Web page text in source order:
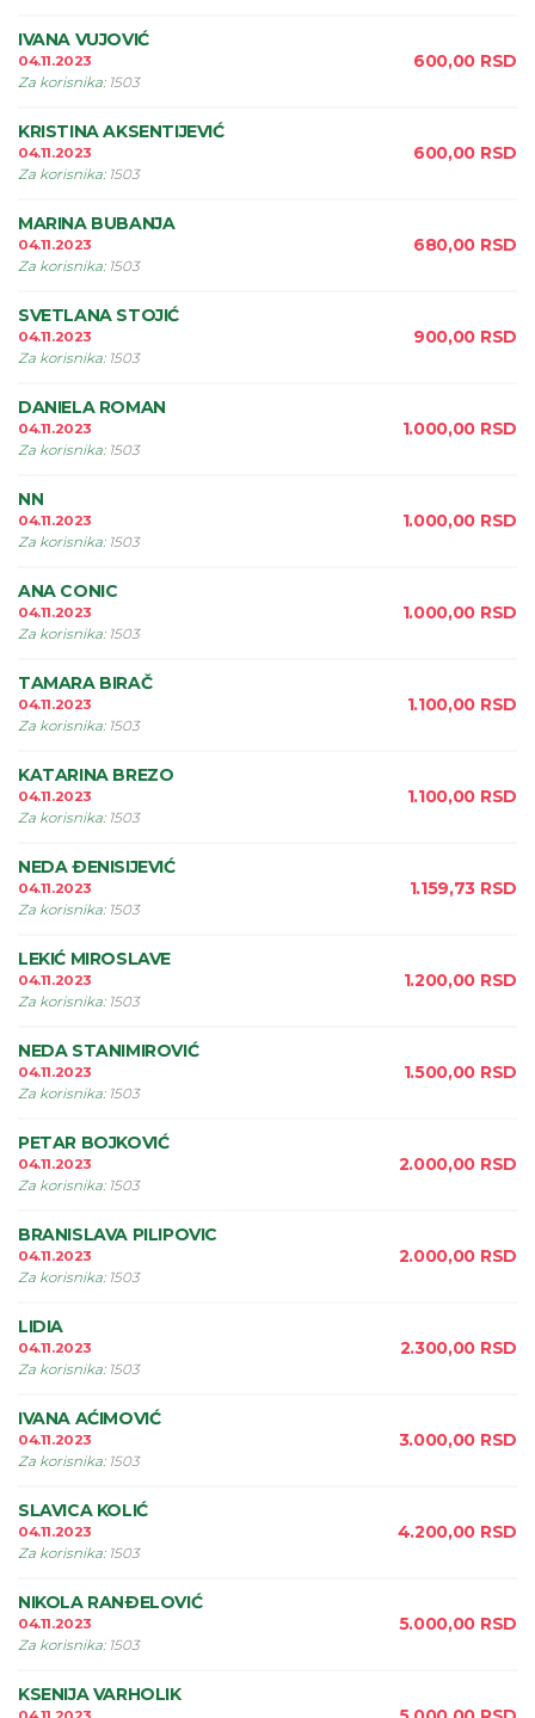
IVANA VUJOVIĆ
04.11.2023
Za korisnika: 1503
600,00 RSD
KRISTINA AKSENTIJEVIĆ
04.11.2023
Za korisnika: 1503
600,00 RSD
MARINA BUBANJA
04.11.2023
Za korisnika: 1503
680,00 RSD
SVETLANA STOJIĆ
04.11.2023
Za korisnika: 1503
900,00 RSD
DANIELA ROMAN
04.11.2023
Za korisnika: 1503
1.000,00 RSD
NN
04.11.2023
Za korisnika: 1503
1.000,00 RSD
ANA CONIC
04.11.2023
Za korisnika: 1503
1.000,00 RSD
TAMARA BIRAČ
04.11.2023
Za korisnika: 1503
1.100,00 RSD
KATARINA BREZO
04.11.2023
Za korisnika: 1503
1.100,00 RSD
NEDA ÐENISIJEVIĆ
04.11.2023
Za korisnika: 1503
1.159,73 RSD
LEKIĆ MIROSLAVE
04.11.2023
Za korisnika: 1503
1.200,00 RSD
NEDA STANIMIROVIĆ
04.11.2023
Za korisnika: 1503
1.500,00 RSD
PETAR BOJKOVIĆ
04.11.2023
Za korisnika: 1503
2.000,00 RSD
BRANISLAVA PILIPOVIC
04.11.2023
Za korisnika: 1503
2.000,00 RSD
LIDIA
04.11.2023
Za korisnika: 1503
2.300,00 RSD
IVANA AĆIMOVIĆ
04.11.2023
Za korisnika: 1503
3.000,00 RSD
SLAVICA KOLIĆ
04.11.2023
Za korisnika: 1503
4.200,00 RSD
NIKOLA RANÐELOVIĆ
04.11.2023
Za korisnika: 1503
5.000,00 RSD
KSENIJA VARHOLIK